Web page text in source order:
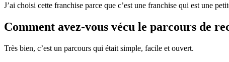
J’ai choisi cette franchise parce que c’est une franchise qui est une
Comment avez-vous vécu le parcours de
Très bien, c’est un parcours qui était simple, facile et ouvert.